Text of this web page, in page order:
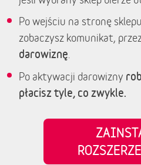
Po wejściu na stronę
zobaczysz komunikat,
darowiznę
Po aktywacji darowizny
płacisz tyle, co zwykle.